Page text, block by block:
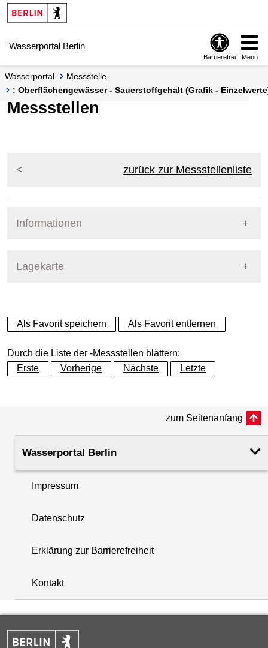
Springe zur Navigation
Springe zum Inhalt
Wasserportal Berlin
Barrierefrei Menü
Wasserportal
Messstelle
: Oberflächengewässer - Sauerstoffgehalt (Grafik -
Messstellen
zurück zur Messstellenliste
Informationen
Lagekarte
+
−
+
−
Als Favorit speichern Als Favorit entfernen
Durch die Liste der -Messstellen blättern:
Erste
Vorherige Nächste Letzte
zum Seitenanfang
Wasserportal Berlin
Impressum
Datenschutz
Erklärung zur Barrierefreiheit
Kontakt